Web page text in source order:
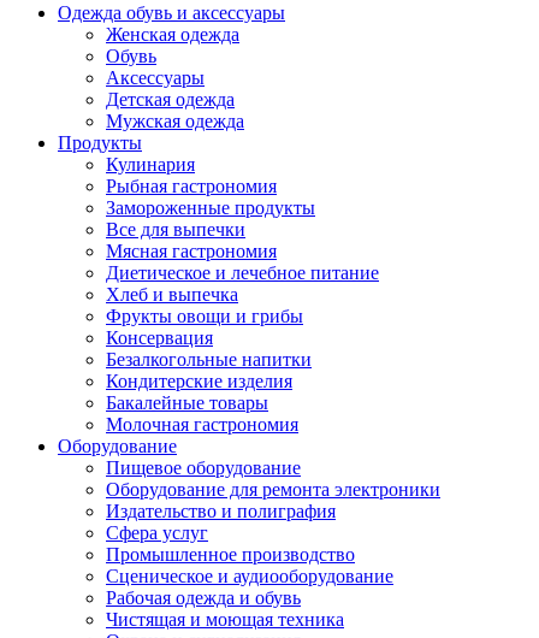
Одежда обувь и аксессуары
Женская одежда
Обувь
Аксессуары
Детская одежда
Мужская одежда
Продукты
Кулинария
Рыбная гастрономия
Замороженные продукты
Все для выпечки
Мясная гастрономия
Диетическое и лечебное питание
Хлеб и выпечка
Фрукты овощи и грибы
Консервация
Безалкогольные напитки
Кондитерские изделия
Бакалейные товары
Молочная гастрономия
Оборудование
Пищевое оборудование
Оборудование для ремонта электроники
Издательство и полиграфия
Сфера услуг
Промышленное производство
Сценическое и аудиооборудование
Рабочая одежда и обувь
Чистящая и моющая техника